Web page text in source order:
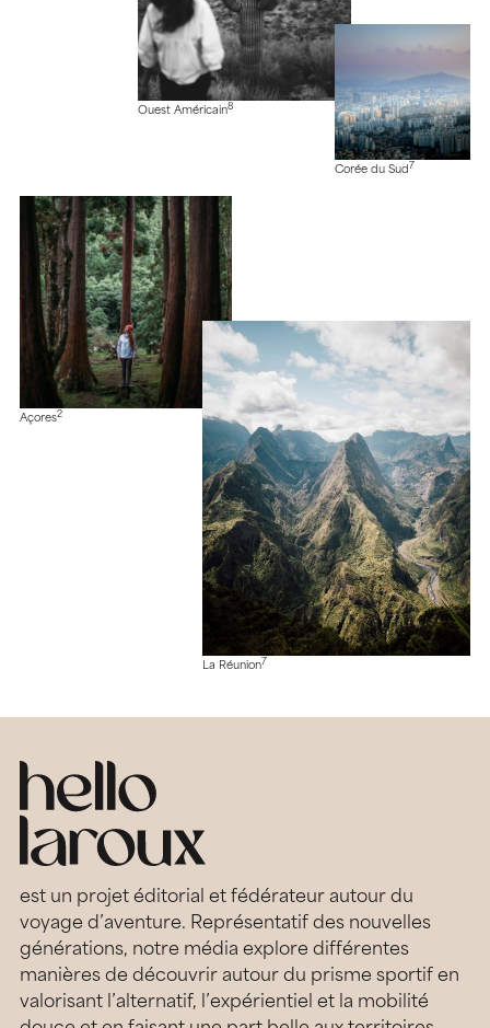
Ouest Américain8
Corée du Sud 7
Açores2
La Réunion7
est un projet éditorial et fédérateur autour du
voyage d’aventure. Représentatif des nouvelles
générations, notre média explore différentes
manières de découvrir autour du prisme sportif en
valorisant l’alternatif, l’expérientiel et la mobilité